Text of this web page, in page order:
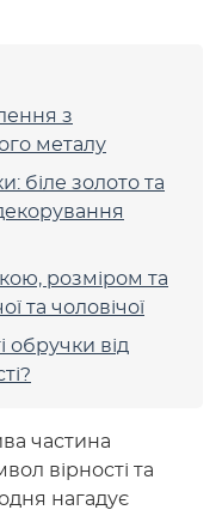
з
металу
біле золото та
розміром та
та чоловічої
обручки від
частина
вірності та
нагадує